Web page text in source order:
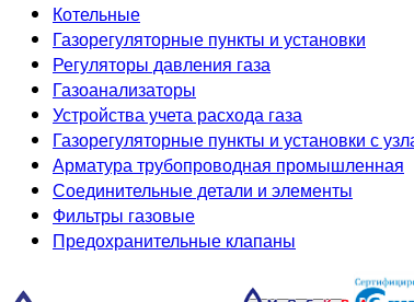
Котельные
Газорегуляторные пункты и установки
Регуляторы давления газа
Газоанализаторы
Устройства учета расхода газа
Газорегуляторные пункты и установки с
Арматура трубопроводная промышленная
Соединительные детали и элементы
Фильтры газовые
Предохранительные клапаны